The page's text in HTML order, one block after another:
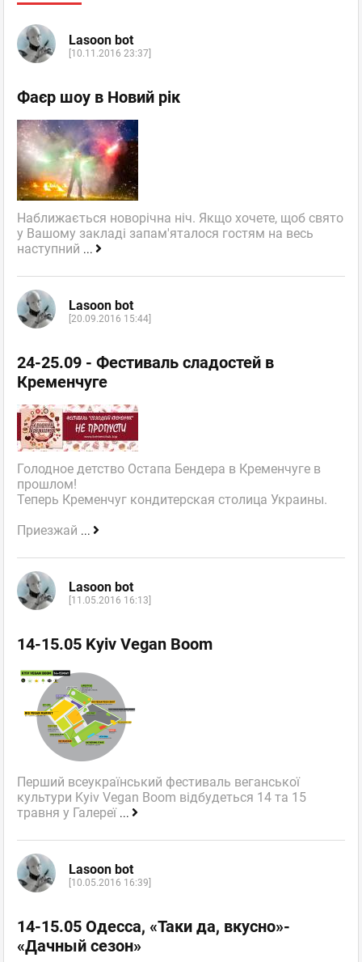
Lasoon bot
[10.11.2016 23:37]
Фаєр шоу в Новий рік
Наближається новорічна ніч. Якщо хочете, щоб свято
у Вашому закладі запам'яталося гостям на весь
наступний ...
Lasoon bot
[20.09.2016 15:44]
24-25.09 - Фестиваль сладостей в
Кременчуге
Голодное детство Остапа Бендера в Кременчуге в
прошлом!
Теперь Кременчуг кондитерская столица Украины.
Приезжай ...
Lasoon bot
[11.05.2016 16:13]
14-15.05 Kyiv Vegan Boom
Перший всеукраїнський фестиваль веганської
культури Kyiv Vegan Boom відбудеться 14 та 15
травня у Галереї ...
Lasoon bot
[10.05.2016 16:39]
14-15.05 Одесса, «Таки да, вкусно»-
«Дачный сезон»